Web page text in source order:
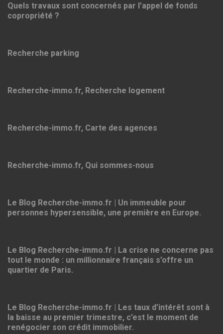
Quels travaux sont concernés par l’appel de fonds
copropriété ?
Recherche parking
Recherche-immo.fr, Recherche logement
Recherche-immo.fr, Carte des agences
Recherche-immo.fr, Qui sommes-nous
Le Blog Recherche-immo.fr | Un immeuble pour
personnes hypersensible, une première en Europe.
Le Blog Recherche-immo.fr | La crise ne concerne pas
tout le monde : un millionnaire français s’offre un
quartier de Paris.
Le Blog Recherche-immo.fr | Les taux d’intérêt sont à
la baisse au premier trimestre, c’est le moment de
renégocier son crédit immobilier.